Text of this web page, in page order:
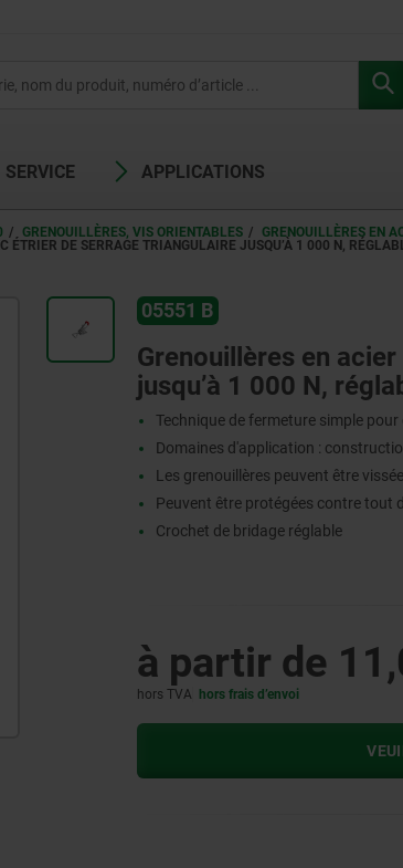
SERVICE APPLICATIONS
GRENOUILLÈRES, VIS ORIENTABLES
GRENOUILLÈRES EN
ÉTRIER DE SERRAGE TRIANGULAIRE JUSQU’À 1 000 N,
05551 B
Grenouillères en
jusqu’à 1 000 N,
Technique de fermeture simple
Domaines d'application :
Les grenouillères peuvent être
Peuvent être protégées contre tout
Crochet de bridage réglable
à partir de
hors TVA hors frais d’envoi